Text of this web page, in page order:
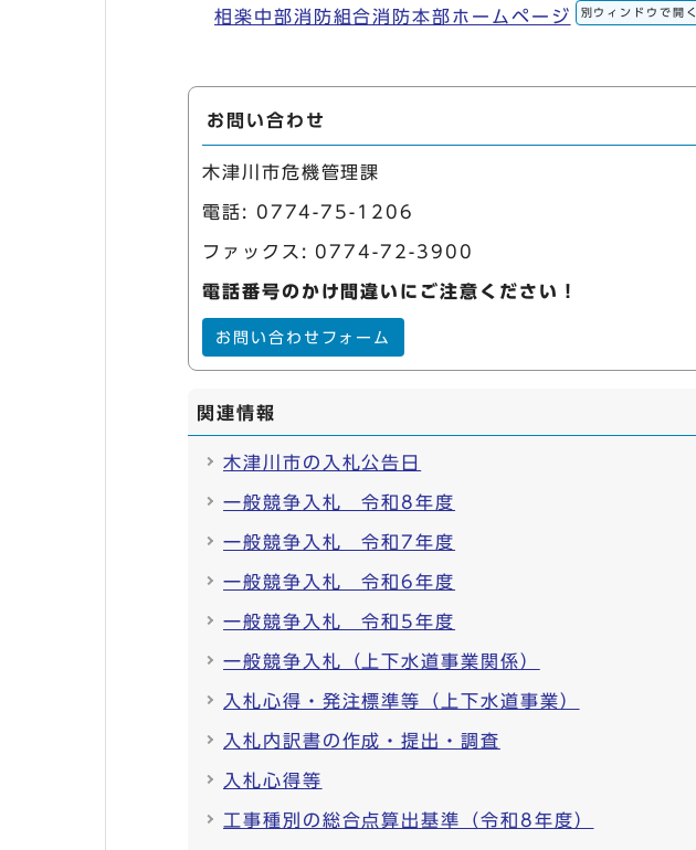
相楽中部消防組合消防本部ホームページ 別ウィンドウで開く
お問い合わせ
木津川市危機管理課
電話: 0774-75-1206
ファックス: 0774-72-3900
電話番号のかけ間違いにご注意ください！
お問い合わせフォーム
関連情報
木津川市の入札公告日
一般競争入札 令和8年度
一般競争入札 令和7年度
一般競争入札 令和6年度
一般競争入札 令和5年度
一般競争入札（上下水道事業関係）
入札心得・発注標準等（上下水道事業）
入札内訳書の作成・提出・調査
入札心得等
工事種別の総合点算出基準（令和8年度）